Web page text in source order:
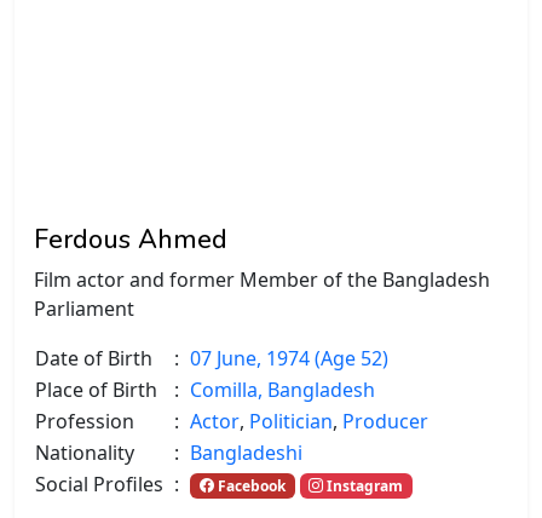
Ferdous Ahmed
Film actor and former Member of the Bangladesh
Parliament
Date of Birth
: 07 June, 1974 (Age 52)
Place of Birth
: Comilla, Bangladesh
Profession
: Actor, Politician, Producer
Nationality
: Bangladeshi
Social Profiles : Facebook Instagram